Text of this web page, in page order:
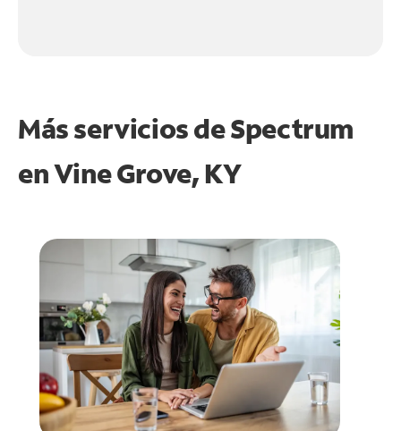
Más servicios de Spectrum
enVine Grove, KY